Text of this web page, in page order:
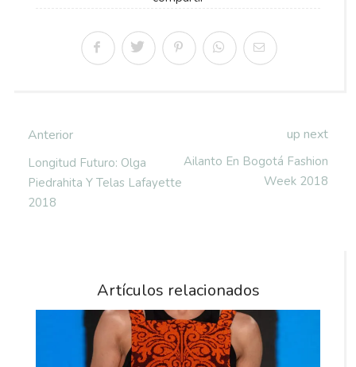
Anterior
Longitud Futuro: Olga
Piedrahita Y Telas Lafayette
2018
up next
Ailanto En Bogotá Fashion
Week 2018
Artículos relacionados